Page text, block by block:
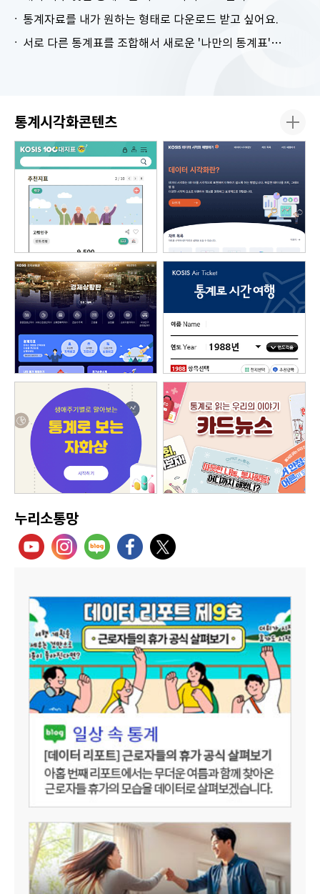
통계자료를 내가 원하는 형태로 다운로드 받고 싶어요.
서로 다른 통계표를 조합해서 새로운 '나만의 통계표'를 만들고 싶어요.
통계시각화콘텐츠
누리소통망